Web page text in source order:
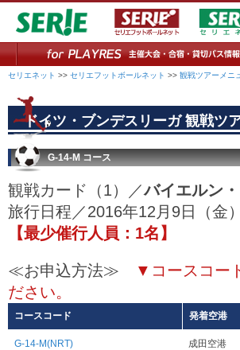
セリエネット >> セリエフットボールネット >> 観戦ツアーメニ
ドイツ・ブンデスリーガ 観戦ツ
G-14-M コース
観戦カード（1）／バイエルン
旅行日程／2016年12月9日（
【最少催行人員：1名】
≪お申込方法≫
▼コースコー
ださい。
コースコード 発着空港
G-14-M(NRT) 成田空港